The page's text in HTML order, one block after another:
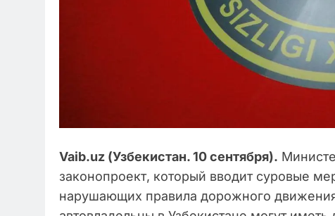
Vaib.uz (Узбекистан. 10 сентября).
законопроект, который вводит суровые
нарушающих правила дорожного